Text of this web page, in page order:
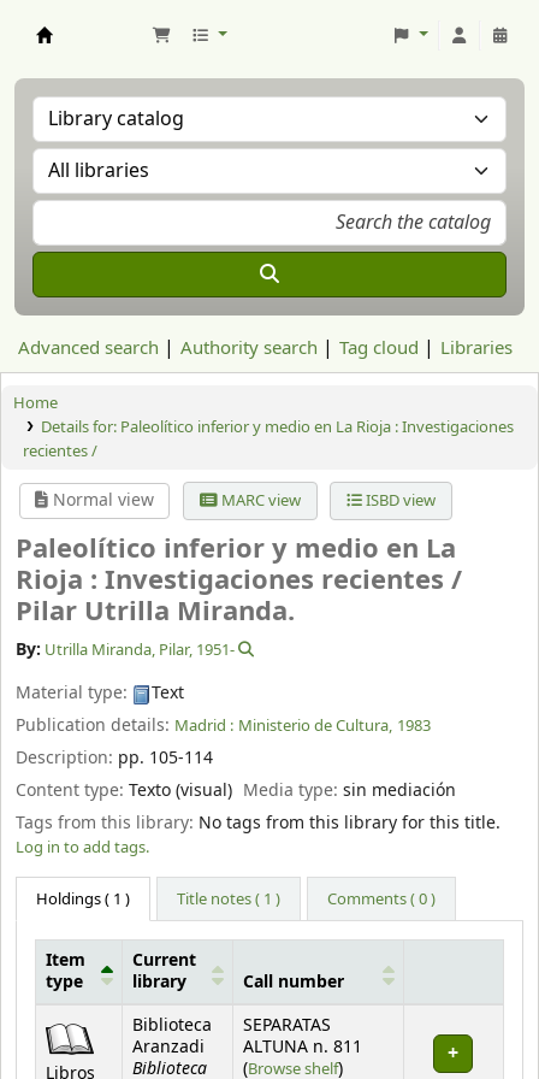
Advanced search Authority search Tag cloud Libraries
Home
Details for: Paleolítico inferior y medio en La Rioja : Investigaciones
recientes /
Normal view MARC view ISBD view
Paleolítico inferior y medio en La
Rioja : Investigaciones recientes /
Pilar Utrilla Miranda.
By: Utrilla Miranda, Pilar, 1951-
Material type:
Text
Publication details: Madrid : Ministerio de Cultura, 1983
Description: pp. 105-114
Content type: Texto (visual) Media type:sin mediación
Tags from this library: No tags from this library for this title.
Log in to add tags.
Holdings( 1 ) Title notes ( 1 ) Comments ( 0 )
Item
type
Current
library
Call number
Libros
Biblioteca
Aranzadi
Biblioteca
SEPARATAS
ALTUNA n. 811
(Browse shelf(Opens below)
)